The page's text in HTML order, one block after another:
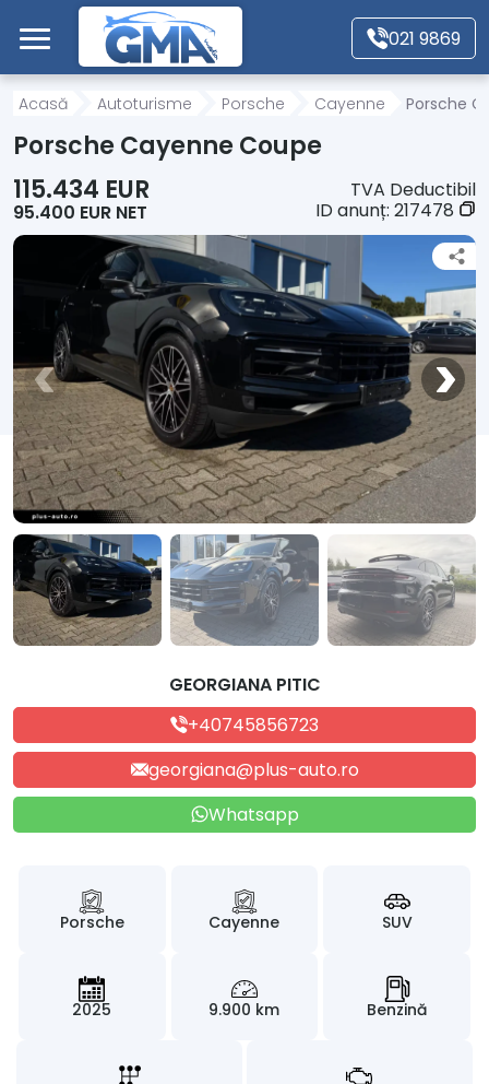
Mergi direct la conținutul principal
021 9869
Acasă
Motociclete
Autoutilitare
Alte tipuri vehicule
Despre Noi
Contact
Acasă Autoturisme Porsche Cayenne Porsche
Porsche Cayenne Coupe
115.434 EUR
95.400 EUR NET
TVA Deductibil
ID anunț: 217478
GEORGIANA PITIC
+40745856723
georgiana@plus-auto.ro
Whatsapp
Porsche Cayenne SUV
2025 9.900 km Benzină